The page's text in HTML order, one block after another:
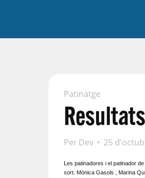
Patinatge
Per Dev 25
Les patinadores i el patinador
sort. Mònica Gasols , Marina